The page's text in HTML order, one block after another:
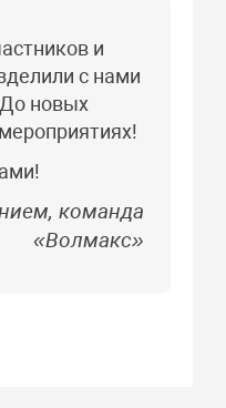
и
с нами
новых
команда
«Волмакс»